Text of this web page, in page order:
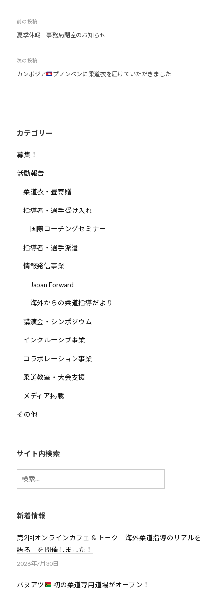
投
稿
ビ
ゲ
ン
前の投稿
夏季休暇 事務局閉室のお知らせ
次の投稿
カンボジア プノンペンに柔道衣を届けていただきました
カテゴリー
募集！
活動報告
柔道衣・畳寄贈
指導者・選手受け入れ
国際コーチングセミナー
指導者・選手派遣
情報発信事業
Japan Forward
海外からの柔道指導だより
講演会・シンポジウム
インクルーシブ事業
コラボレーション事業
柔道教室・大会支援
メディア掲載
その他
サイト内検索
検
索:
新着情報
第2回オンラインカフェ & トーク「海外柔道指導のリアルを
語る」を開催しました！
2026年7月30日
バヌアツ 初の柔道専用道場がオープン！